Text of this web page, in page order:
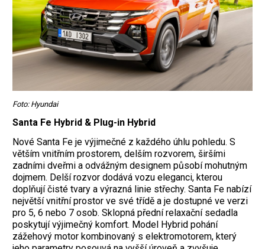
Foto: Hyundai
Santa Fe Hybrid & Plug-in Hybrid
Nové Santa Fe je výjimečné z každého úhlu pohledu. S
větším vnitřním prostorem, delším rozvorem, širšími
zadními dveřmi a odvážným designem působí mohutným
dojmem. Delší rozvor dodává vozu eleganci, kterou
doplňují čisté tvary a výrazná linie střechy. Santa Fe nabízí
největší vnitřní prostor ve své třídě a je dostupné ve verzi
pro 5, 6 nebo 7 osob. Sklopná přední relaxační sedadla
poskytují výjimečný komfort. Model Hybrid pohání
zážehový motor kombinovaný s elektromotorem, který